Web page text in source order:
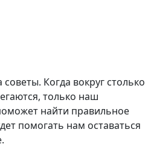
Когда вокруг столько
только наш
найти правильное
помогать нам оставаться